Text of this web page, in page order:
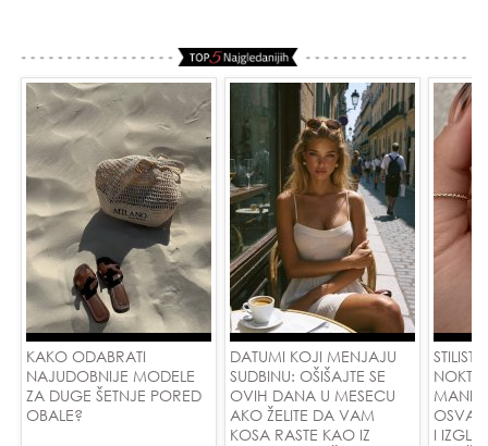
KAKO ODABRATI
NAJUDOBNIJE MODELE
ZA DUGE ŠETNJE PORED
OBALE?
DATUMI KOJI MENJAJU
SUDBINU: OŠIŠAJTE SE
OVIH DANA U MESECU
AKO ŽELITE DA VAM
KOSA RASTE KAO IZ
NOKTI
I